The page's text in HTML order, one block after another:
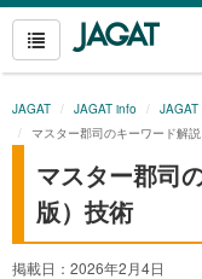
JAGAT JAGAT info
JAGAT
マスター郡司のキーワード解
マスター郡司
版）技術
掲載日：2026年2月4日